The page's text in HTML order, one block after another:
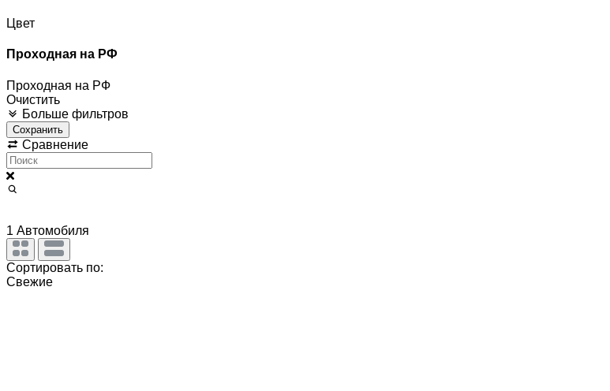
Цвет
Проходная на РФ
Проходная на РФ
Очистить
Больше фильтров
Сохранить
Сравнение
1 Автомобиля
Сортировать по:
Свежие